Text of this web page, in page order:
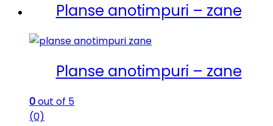
Planse anotimpuri – zane
Planse anotimpuri – zane
0out of 5
(0)